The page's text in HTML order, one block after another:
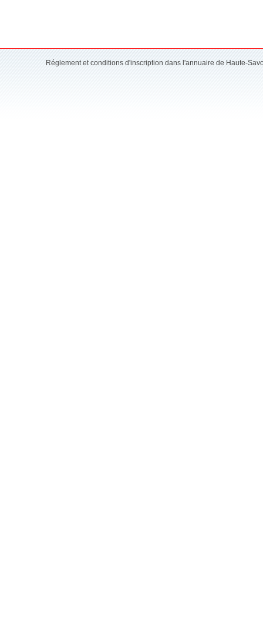
Réglement et conditions d'inscription dans l'annuaire de Haute-